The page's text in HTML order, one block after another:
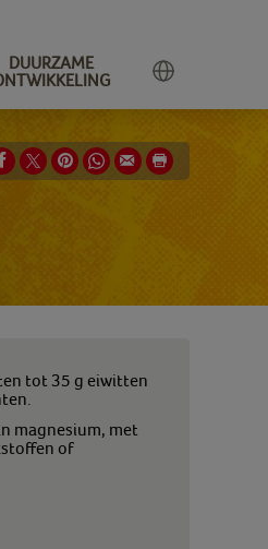
DUURZAME
tot 35 g eiwitten
magnesium, met
of